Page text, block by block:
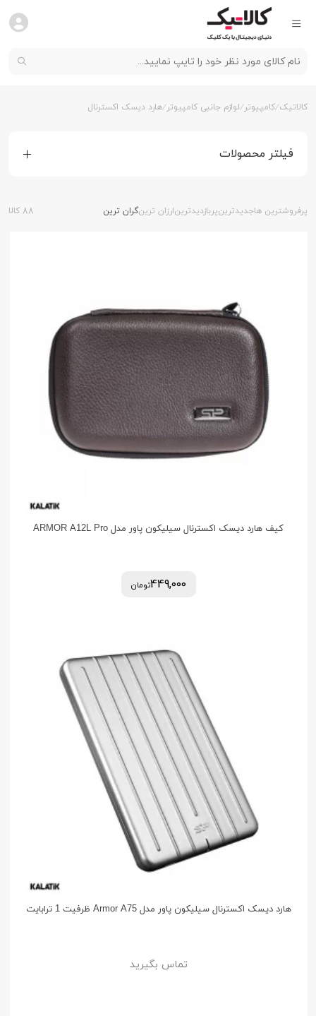
کالاتیک کامپیوتر لوازم جانبی کامپیوتر هارد دیسک اکسترنال
فیلتر محصولات
پرفروشترین هاجدیدترینپربازدیدترینارزان ترینگران ترین 88 کالا
کیف هارد دیسک اکسترنال سیلیکون پاور مدل ARMOR A12L Pro
449,000تومان
هارد دیسک اکسترنال سیلیکون پاور مدل Armor A75 ظرفیت 1 ترابایت
تماس بگیرید